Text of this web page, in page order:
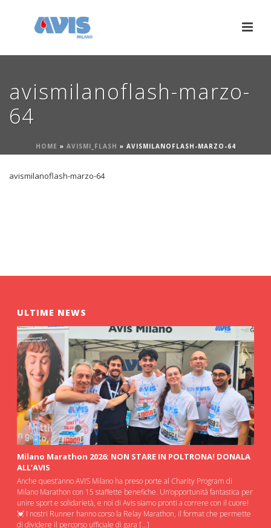
avismilanoflash-marzo-
64
HOME » AVISMI_FLASH » AVISMILANOFLASH-MARZO-64
avismilanoflash-marzo-64
ULTIME NEWS
Milano Marathon 2026: NON STARE IN POLTRONA! DONALA
ALL’AVIS
Anche quest’anno AVIS Milano ha preso porte al Charity Program di
Milano Marathon con 15 staffette benefiche. Un’opportunità fantastica per
unire sport e solidarietà, e noi di Avis siamo pronti a correre con il cuore!
💓 I nostri Runner hanno corso la Relay Marathon, il format che permette
di dividere il percorso ufficiale di gara […]